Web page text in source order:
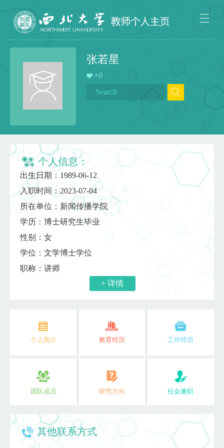
张若星
+0
个人信息：
出生日期：1989-06-12
入职时间：2023-07-04
所在单位：新闻传播学院
学历：博士研究生毕业
性别：女
学位：文学博士学位
职称：讲师
+ 详情
个人简介 教育经历 工作经历
团队成员 研究方向 社会兼职
其他联系方式